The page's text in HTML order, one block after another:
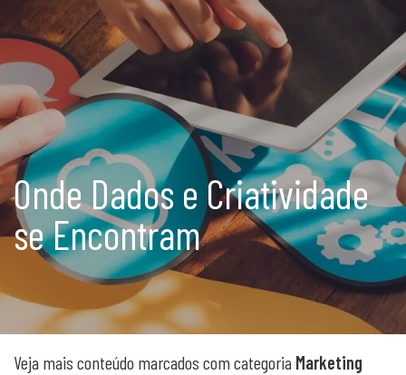
Onde Dados e Criatividade
se Encontram
Veja mais conteúdo marcados com categoria Marketing